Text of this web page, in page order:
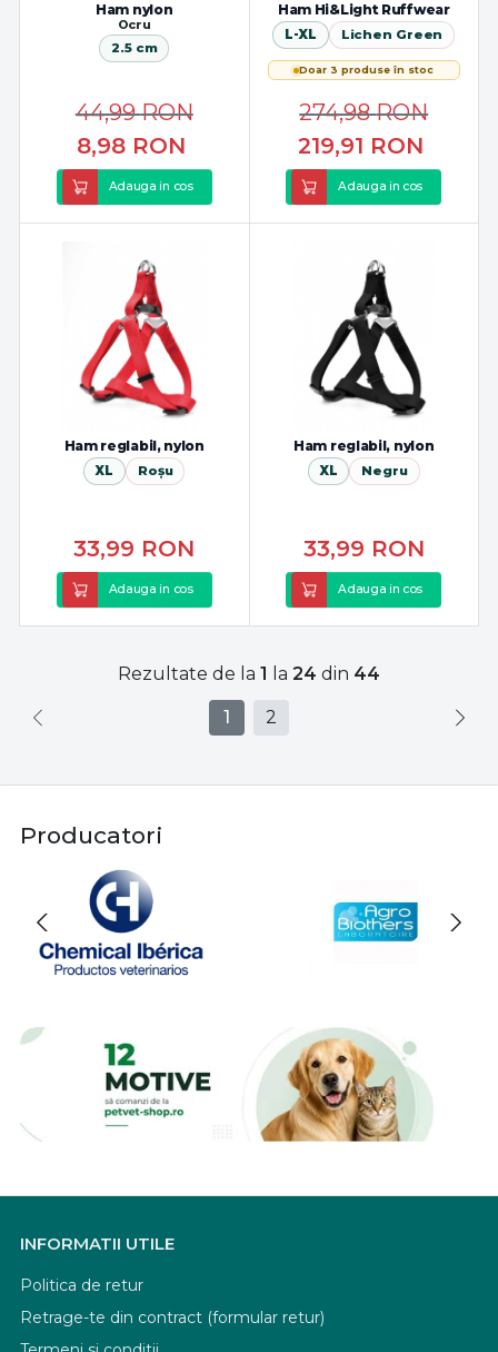
Ham nylon
Ocru
2.5 cm
8,98 RON
44,99RON
Adauga in cos
Ham Hi&Light Ruffwear
L-XL Lichen Green
Doar 3 produse în stoc
219,91 RON
274,98RON
Adauga in cos
Ham reglabil, nylon
XL Roșu
33,99 RON
Adauga in cos
Ham reglabil, nylon
XL Negru
33,99 RON
Adauga in cos
Rezultate de la 1 la 24 din 44
1 2
Producatori
INFORMATII UTILE
Politica de retur
Retrage-te din contract (formular retur)